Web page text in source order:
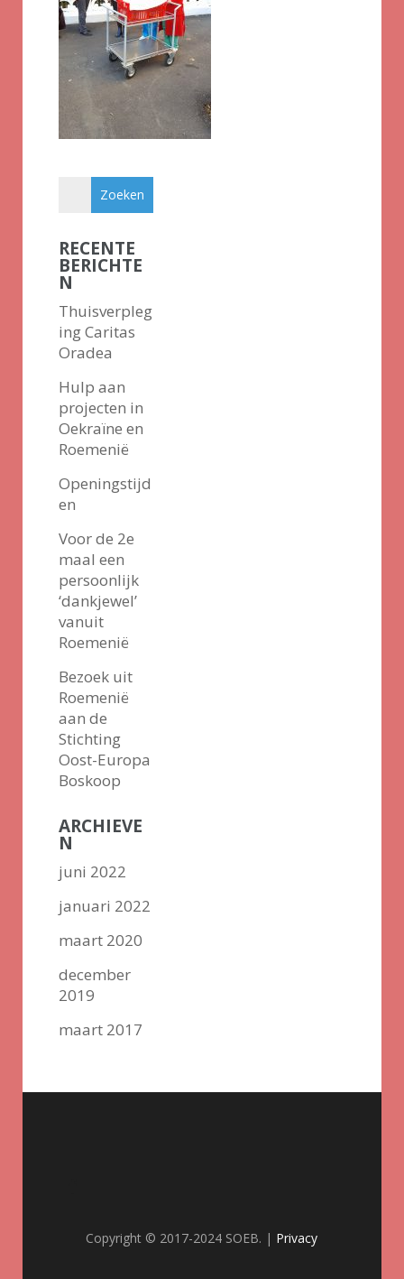
RECENTE
BERICHTE
N
Thuisverpleg
ing Caritas
Oradea
Hulp aan
projecten in
Oekraïne en
Roemenië
Openingstijd
en
Voor de 2e
maal een
persoonlijk
‘dankjewel’
vanuit
Roemenië
Bezoek uit
Roemenië
aan de
Stichting
Oost-Europa
Boskoop
ARCHIEVE
N
juni 2022
januari 2022
maart 2020
december
2019
maart 2017
Copyright © 2017-2024 SOEB. | Privacy